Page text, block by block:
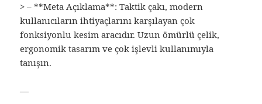
> – **Meta Açıklama**: Taktik çakı, modern
kullanıcıların ihtiyaçlarını karşılayan çok
fonksiyonlu kesim aracıdır. Uzun ömürlü çelik,
ergonomik tasarım ve çok işlevli kullanımıyla
tanışın.
—